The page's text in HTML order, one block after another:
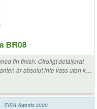
BR08
fin finish. Otroligt detaljerat
är absolut inte vass utan klar
och det som märks
och stränginstrument låter.
EISA Awards 2020